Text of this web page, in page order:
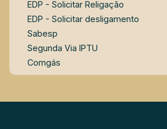
EDP - Solicitar Religação
EDP - Solicitar desligamento
Sabesp
Segunda Via IPTU
Comgás